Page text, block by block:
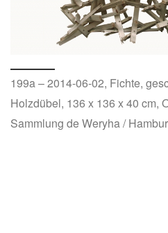
199a – 2014-06-02, Fichte,
Holzdübel, 136 x 136 x 40 cm,
Sammlung de Weryha /